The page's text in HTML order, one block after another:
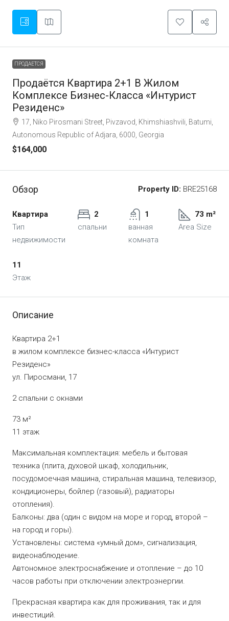
ПРОДАЕТСЯ
Продаётся Квартира 2+1 В Жилом
Комплексе Бизнес-Класса «Интурист
Резиденс»
17, Niko Pirosmani Street, Pivzavod, Khimshiashvili, Batumi,
Autonomous Republic of Adjara, 6000, Georgia
$164,000
Обзор Property ID: BRE25168
Квартира
Тип
недвижимости
2
спальни
1
ванная
комната
73 m²
Area Size
11
Этаж
Описание
Квартира 2+1
в жилом комплексе бизнес-класса «Интурист
Резиденс»
ул. Пиросмани, 17
2 спальни с окнами
73 м²
11 этаж
Максимальная комплектация: мебель и бытовая
техника (плита, духовой шкаф, холодильник,
посудомоечная машина, стиральная машина, телевизор,
кондиционеры, бойлер (газовый), радиаторы
отопления).
Балконы: два (один с видом на море и город, второй –
на город и горы).
Установлены: система «умный дом», сигнализация,
видеонаблюдение.
Автономное электроснабжение и отопление – до 10
часов работы при отключении электроэнергии.
Прекрасная квартира как для проживания, так и для
инвестиций.